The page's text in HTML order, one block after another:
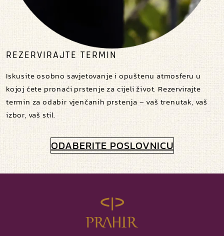
REZERVIRAJTE TERMIN
Iskusite osobno savjetovanje i opuštenu atmosferu u
kojoj ćete pronaći prstenje za cijeli život. Rezervirajte
termin za odabir vjenčanih prstenja – vaš trenutak, vaš
izbor, vaš stil.
ODABERITE POSLOVNICU